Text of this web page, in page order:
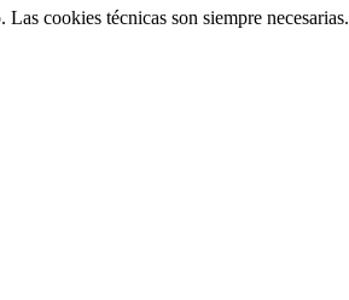
cookies técnicas son siempre necesarias.